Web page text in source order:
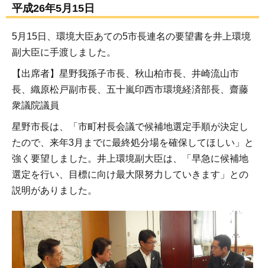
平成26年5月15日
5月15日、環境大臣あての5市長連名の要望書を井上環境
副大臣に手渡しました。
【出席者】星野我孫子市長、秋山柏市長、井崎流山市
長、織原松戸副市長、五十嵐印西市環境経済部長、齋藤
衆議院議員
星野市長は、「市町村長会議で候補地選定手順が決定し
たので、来年3月までに最終処分場を確保してほしい」と
強く要望しました。井上環境副大臣は、「早急に候補地
選定を行い、目標に向け最大限努力していきます」との
説明がありました。